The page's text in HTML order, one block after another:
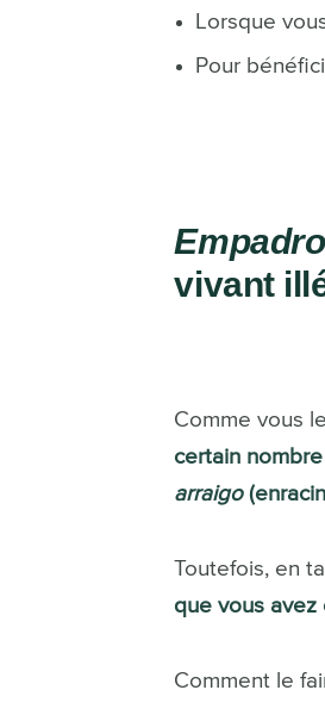
Lorsque
Pour
vivant
Comme vous
certain
arraigo
Toutefois, en
que vous avez
Comment le